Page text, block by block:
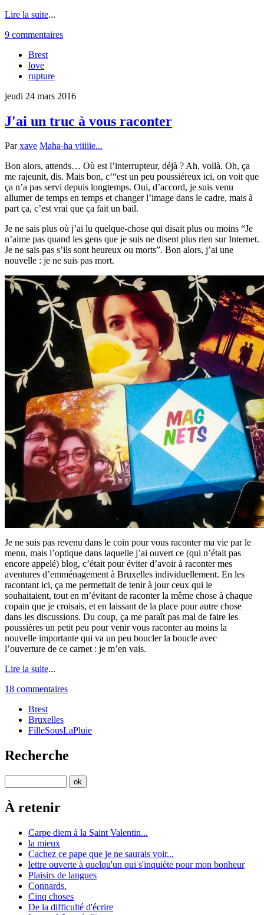
Lire la suite...
9 commentaires
Brest
love
rupture
jeudi 24 mars 2016
J'ai un truc à vous raconter
Parxave Maha-ha viiiiie...
Bon alors, attends… Où est l’interrupteur, déjà ? Ah, voilà. Oh, ça
me rajeunit, dis. Mais bon, c‘“est un peu poussiéreux ici, on voit que
ça n’a pas servi depuis longtemps. Oui, d’accord, je suis venu
allumer de temps en temps et changer l’image dans le cadre, mais à
part ça, c’est vrai que ça fait un bail.
Je ne sais plus où j’ai lu quelque-chose qui disait plus ou moins “Je
n’aime pas quand les gens que je suis ne disent plus rien sur Internet.
Je ne sais pas s’ils sont heureux ou morts”. Bon alors, j’ai une
nouvelle : je ne suis pas mort.
Je ne suis pas revenu dans le coin pour vous raconter ma vie par le
menu, mais l’optique dans laquelle j’ai ouvert ce (qui n’était pas
encore appelé) blog, c’était pour éviter d’avoir à raconter mes
aventures d’emménagement à Bruxelles individuellement. En les
racontant ici, ça me permettait de tenir à jour ceux qui le
souhaitaient, tout en m’évitant de raconter la même chose à chaque
copain que je croisais, et en laissant de la place pour autre chose
dans les discussions. Du coup, ça me paraît pas mal de faire les
poussières un petit peu pour venir vous raconter au moins la
nouvelle importante qui va un peu boucler la boucle avec
l’ouverture de ce carnet : je m’en vais.
Lire la suite...
18 commentaires
Brest
Bruxelles
FilleSousLaPluie
Recherche
À retenir
Carpe diem à la Saint Valentin...
la mieux
Cachez ce pape que je ne saurais voir...
lettre ouverte à quelqu'un qui s'inquiète pour mon bonheur
Plaisirs de langues
Connards.
Cinq choses
De la difficulté d'écrire